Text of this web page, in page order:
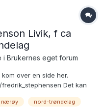
Livik, f ca
i Brukernes eget forum
over en side her.
Det kan
steder, bortsett fra i
nærøy nord-trøndelag